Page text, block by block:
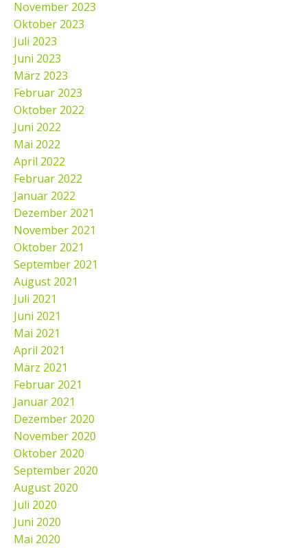
November 2023
Oktober 2023
Juli 2023
Juni 2023
März 2023
Februar 2023
Oktober 2022
Juni 2022
Mai 2022
April 2022
Februar 2022
Januar 2022
Dezember 2021
November 2021
Oktober 2021
September 2021
August 2021
Juli 2021
Juni 2021
Mai 2021
April 2021
März 2021
Februar 2021
Januar 2021
Dezember 2020
November 2020
Oktober 2020
September 2020
August 2020
Juli 2020
Juni 2020
Mai 2020